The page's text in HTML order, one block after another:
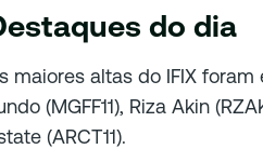
do dia
maiores altas do IFIX foram
(MGFF11), Riza Akin
(ARCT11).